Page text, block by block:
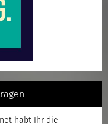
habt Ihr die